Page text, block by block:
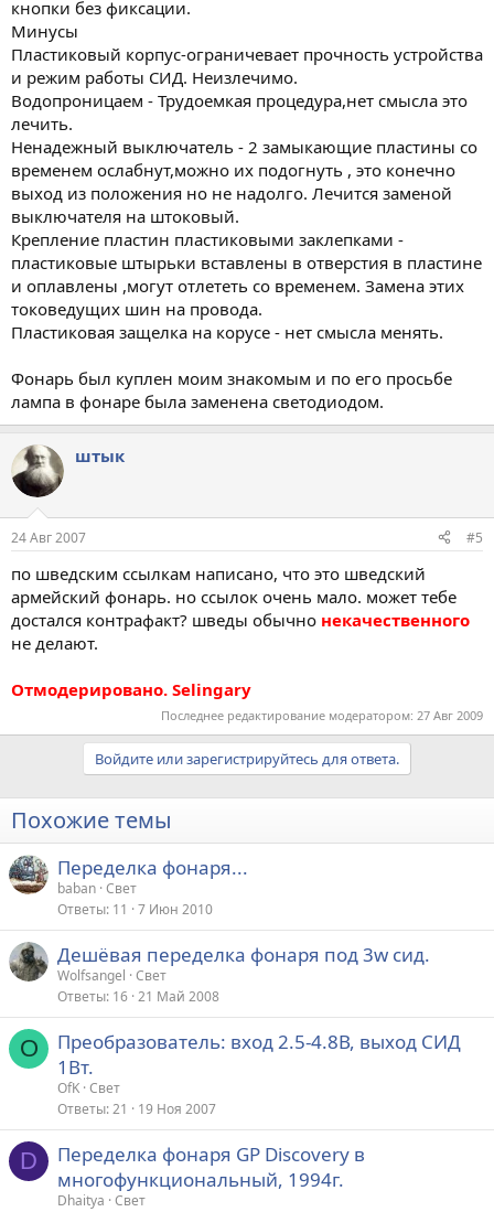
кнопки без фиксации.
Минусы
Пластиковый корпус-ограничевает прочность устройства
и режим работы СИД. Неизлечимо.
Водопроницаем - Трудоемкая процедура,нет смысла это
лечить.
Ненадежный выключатель - 2 замыкающие пластины со
временем ослабнут,можно их подогнуть , это конечно
выход из положения но не надолго. Лечится заменой
выключателя на штоковый.
Крепление пластин пластиковыми заклепками -
пластиковые штырьки вставлены в отверстия в пластине
и оплавлены ,могут отлететь со временем. Замена этих
токоведущих шин на провода.
Пластиковая защелка на корусе - нет смысла менять.
Фонарь был куплен моим знакомым и по его просьбе
лампа в фонаре была заменена светодиодом.
штык
24 Авг 2007 #5
по шведским ссылкам написано, что это шведский
армейский фонарь. но ссылок очень мало. может тебе
достался контрафакт? шведы обычно некачественного
не делают.
Отмодерировано. Selingary
Последнее редактирование модератором: 27 Авг 2009
Войдите или зарегистрируйтесь для ответа.
Похожие темы
Переделка фонаря...
baban Свет
Ответы 11 7 Июн 2010
Дешёвая переделка фонаря под 3w сид.
Wolfsangel Свет
Ответы 16 21 Май 2008
O
Преобразователь: вход 2.5-4.8В, выход СИД
1Вт.
OfK Свет
Ответы 21 19 Ноя 2007
D
Переделка фонаря GP Discovery в
многофункциональный, 1994г.
Dhaitya Свет